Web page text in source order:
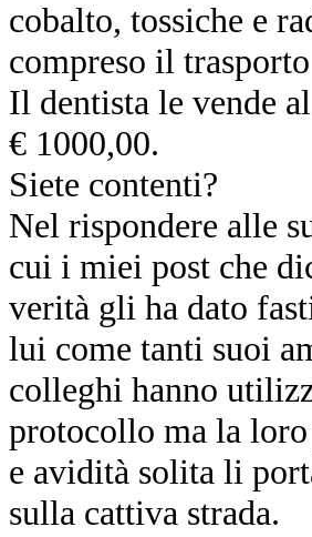
cobalto, tossiche e
compreso il
Il dentista le vende
€ 1000,00.
Siete contenti?
Nel rispondere alle
cui i miei post che
verità gli ha dato
lui come tanti suoi
colleghi hanno
protocollo ma la loro
e avidità solita li
sulla cattiva strada.